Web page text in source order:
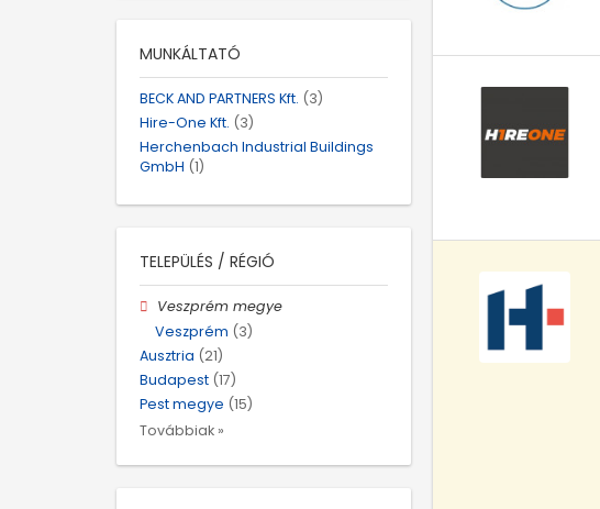
MUNKÁLTATÓ
BECK AND PARTNERS Kft. (3)
Hire-One Kft. (3)
Herchenbach Industrial Buildings
GmbH (1)
TELEPÜLÉS / RÉGIÓ
Veszprém megye
Veszprém (3)
Ausztria (21)
Budapest (17)
Pest megye (15)
Továbbiak »